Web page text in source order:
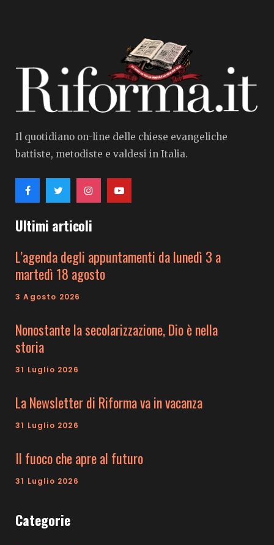
Il quotidiano on-line delle chiese evangeliche
battiste, metodiste e valdesi in Italia.
Ultimi articoli
L’agenda degli appuntamenti da lunedì 3 a
martedì 18 agosto
3 Agosto 2026
Nonostante la secolarizzazione, Dio è nella
storia
31 Luglio 2026
La Newsletter di Riforma va in vacanza
31 Luglio 2026
Il fuoco che apre al futuro
31 Luglio 2026
Categorie